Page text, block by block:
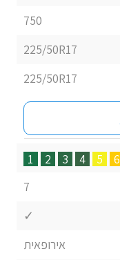
750
225/50R17
225/50R17
1 2 3 4 5 6
7
✓
אירופאית